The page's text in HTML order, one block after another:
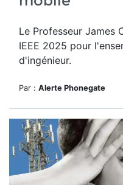
Le Professeur James
IEEE 2025 pour
d'ingénieur.
Par : Alerte Phonegate